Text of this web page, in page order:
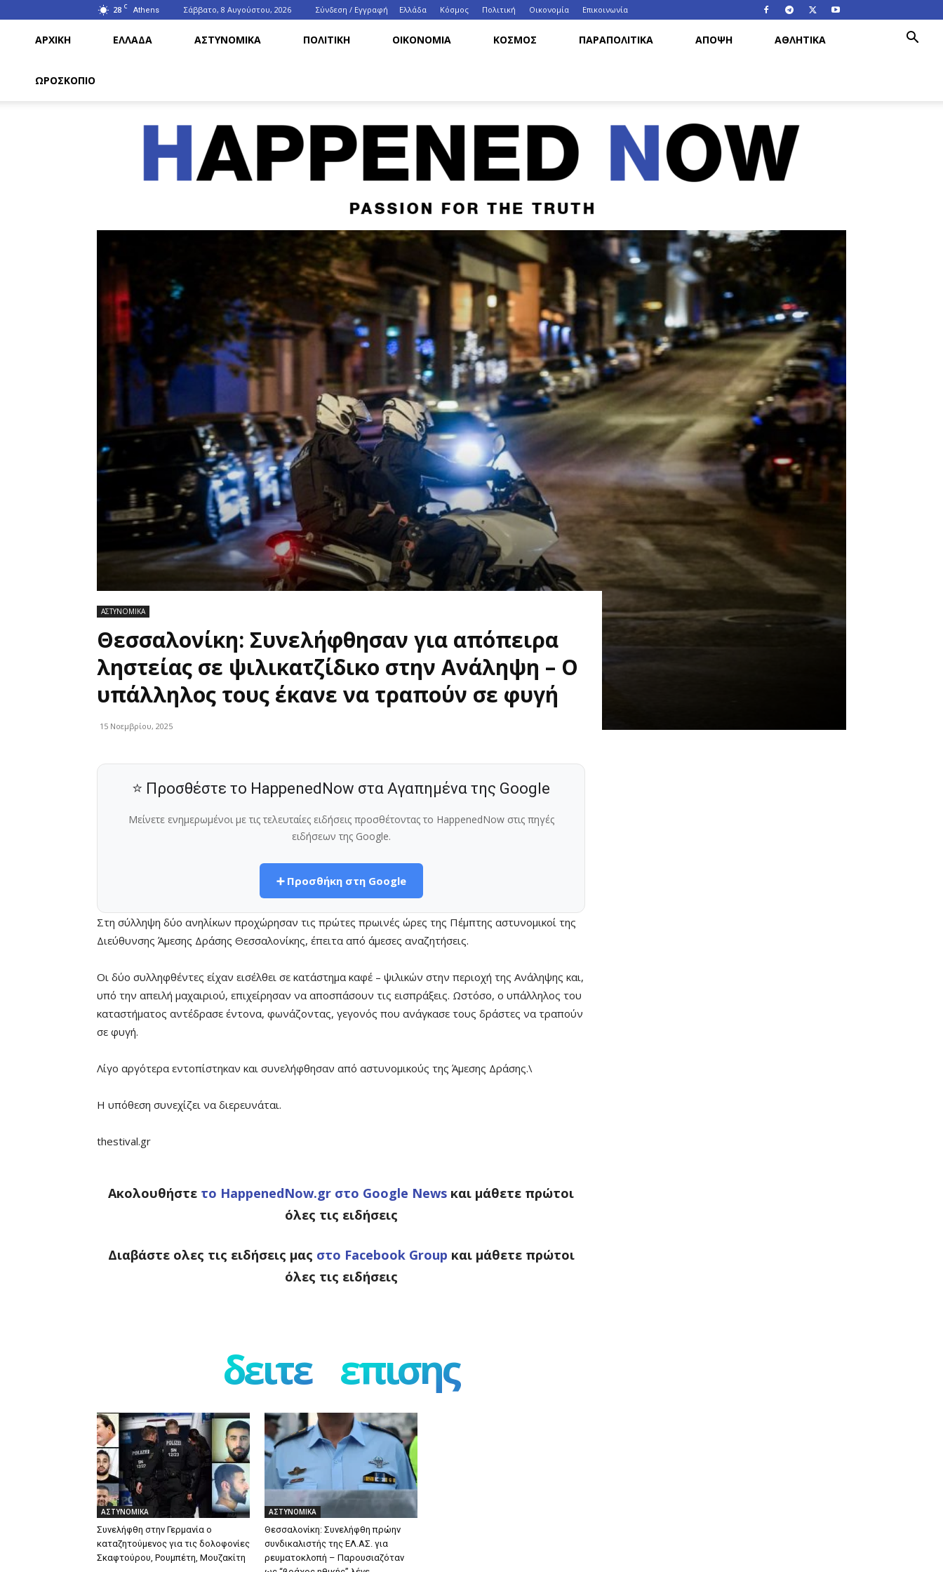
28 C Athens Σάββατο, 8 Αυγούστου, 2026 Σύνδεση / Εγγραφή Ελλάδα Κόσμος Πολιτική Οικονομία Eπικοινωνία
ΑΡΧΙΚΗ ΕΛΛΑΔΑ ΑΣΤΥΝΟΜΙΚΑ ΠΟΛΙΤΙΚΗ ΟΙΚΟΝΟΜΙΑ ΚΟΣΜΟΣ ΠΑΡΑΠΟΛΙΤΙΚΑ ΑΠΟΨΗ ΑΘΛΗΤΙΚΑ
ΩΡΟΣΚΟΠΙΟ
HappenedNow.gr
ΑΣΤΥΝΟΜΙΚΑ
Θεσσαλονίκη: Συνελήφθησαν για απόπειρα
ληστείας σε ψιλικατζίδικο στην Ανάληψη – Ο
υπάλληλος τους έκανε να τραπούν σε φυγή
15 Νοεμβρίου, 2025
⭐ Προσθέστε το HappenedNow στα Αγαπημένα της Google
Μείνετε ενημερωμένοι με τις τελευταίες ειδήσεις προσθέτοντας το HappenedNow στις πηγές
ειδήσεων της Google.
➕ Προσθήκη στη Google
Στη σύλληψη δύο ανηλίκων προχώρησαν τις πρώτες πρωινές ώρες της Πέμπτης αστυνομικοί της
Διεύθυνσης Άμεσης Δράσης Θεσσαλονίκης, έπειτα από άμεσες αναζητήσεις.
Οι δύο συλληφθέντες είχαν εισέλθει σε κατάστημα καφέ – ψιλικών στην περιοχή της Ανάληψης και,
υπό την απειλή μαχαιριού, επιχείρησαν να αποσπάσουν τις εισπράξεις. Ωστόσο, ο υπάλληλος του
καταστήματος αντέδρασε έντονα, φωνάζοντας, γεγονός που ανάγκασε τους δράστες να τραπούν
σε φυγή.
Λίγο αργότερα εντοπίστηκαν και συνελήφθησαν από αστυνομικούς της Άμεσης Δράσης.\
Η υπόθεση συνεχίζει να διερευνάται.
thestival.gr
Ακολουθήστε το HappenedNow.gr στο Google News και μάθετε πρώτοι
όλες τις ειδήσεις
Διαβάστε ολες τις ειδήσεις μας στο Facebook Group και μάθετε πρώτοι
όλες τις ειδήσεις
δειτε επισης
ΑΣΤΥΝΟΜΙΚΑ
Συνελήφθη στην Γερμανία ο
καταζητούμενος για τις δολοφονίες
Σκαφτούρου, Ρουμπέτη, Μουζακίτη
ΑΣΤΥΝΟΜΙΚΑ
Θεσσαλονίκη: Συνελήφθη πρώην
συνδικαλιστής της ΕΛ.ΑΣ. για
ρευματοκλοπή – Παρουσιαζόταν